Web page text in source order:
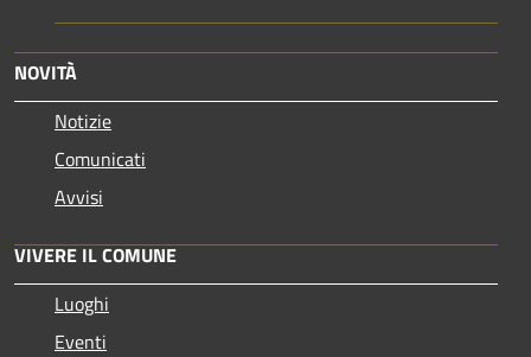
NOVITÀ
Notizie
Comunicati
Avvisi
VIVERE IL COMUNE
Luoghi
Eventi